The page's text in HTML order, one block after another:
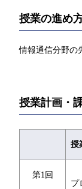
授業の進め
情報通信分野の
授業計画・
授
第1回
プ